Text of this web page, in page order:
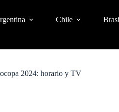
Chile
2024: horario y TV